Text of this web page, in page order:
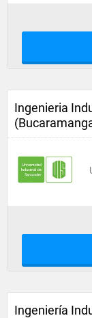
Ingenieria
Ingeniería